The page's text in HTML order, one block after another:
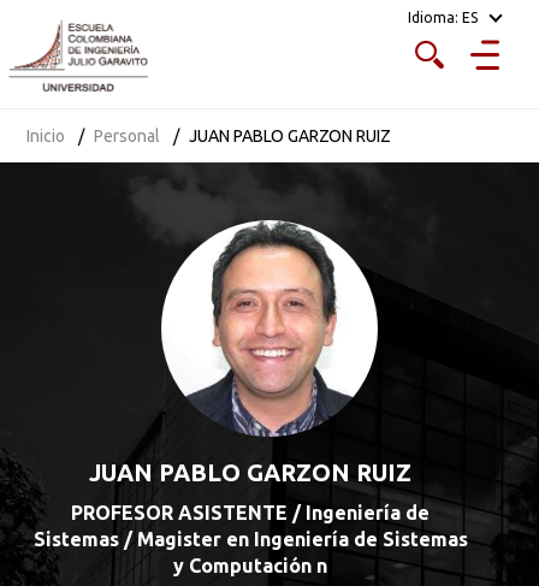
Idioma: ES
Inicio Personal JUAN PABLO GARZON RUIZ
JUAN PABLO GARZON RUIZ
PROFESOR ASISTENTE / Ingeniería de
Sistemas / Magister en Ingeniería de Sistemas
y Computación n